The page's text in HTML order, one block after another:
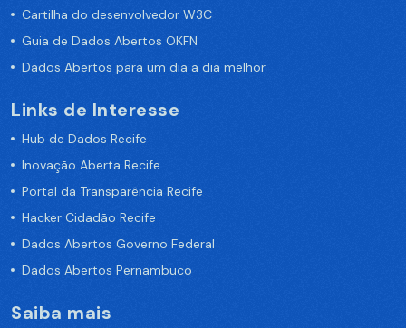
Cartilha do desenvolvedor W3C
Guia de Dados Abertos OKFN
Dados Abertos para um dia a dia melhor
Links de Interesse
Hub de Dados Recife
Inovação Aberta Recife
Portal da Transparência Recife
Hacker Cidadão Recife
Dados Abertos Governo Federal
Dados Abertos Pernambuco
Saiba mais